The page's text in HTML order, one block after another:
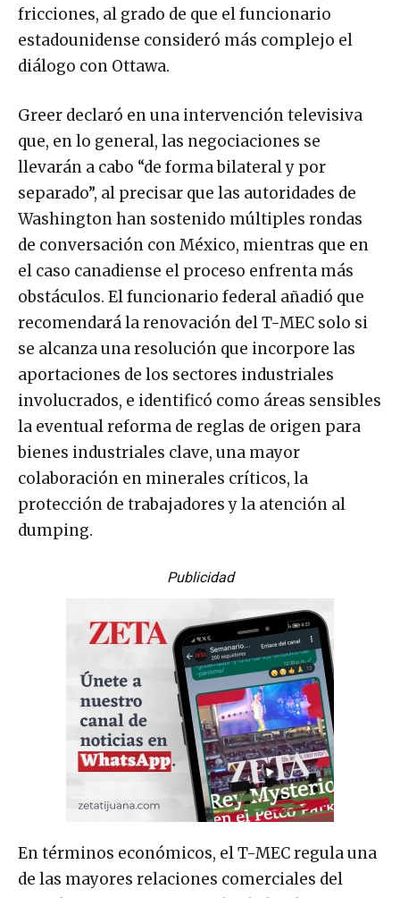
fricciones, al grado de que el funcionario
estadounidense consideró más complejo el
diálogo con Ottawa.
Greer declaró en una intervención televisiva
que, en lo general, las negociaciones se
llevarán a cabo “de forma bilateral y por
separado”, al precisar que las autoridades de
Washington han sostenido múltiples rondas
de conversación con México, mientras que en
el caso canadiense el proceso enfrenta más
obstáculos. El funcionario federal añadió que
recomendará la renovación del T-MEC solo si
se alcanza una resolución que incorpore las
aportaciones de los sectores industriales
involucrados, e identificó como áreas sensibles
la eventual reforma de reglas de origen para
bienes industriales clave, una mayor
colaboración en minerales críticos, la
protección de trabajadores y la atención al
dumping.
Publicidad
En términos económicos, el T-MEC regula una
de las mayores relaciones comerciales del